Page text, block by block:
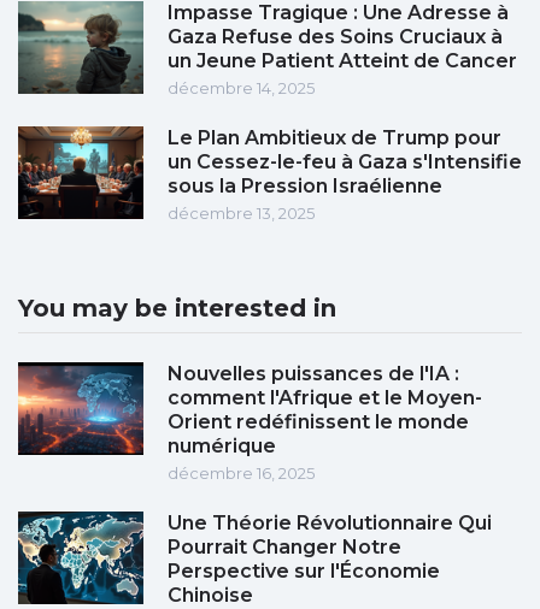
Impasse Tragique : Une Adresse à
Gaza Refuse des Soins Cruciaux à
un Jeune Patient Atteint de Cancer
décembre 14, 2025
Le Plan Ambitieux de Trump pour
un Cessez-le-feu à Gaza s'Intensifie
sous la Pression Israélienne
décembre 13, 2025
You may be interested in
Nouvelles puissances de l'IA :
comment l'Afrique et le Moyen-
Orient redéfinissent le monde
numérique
décembre 16, 2025
Une Théorie Révolutionnaire Qui
Pourrait Changer Notre
Perspective sur l'Économie
Chinoise